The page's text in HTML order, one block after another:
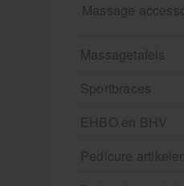
Massage
Massagetafels
Sportbraces
EHBO en BHV
Pedicure artikelen